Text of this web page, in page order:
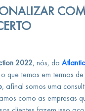
2022, nós, da
que temos em termos
, afinal somos uma
como as empresas